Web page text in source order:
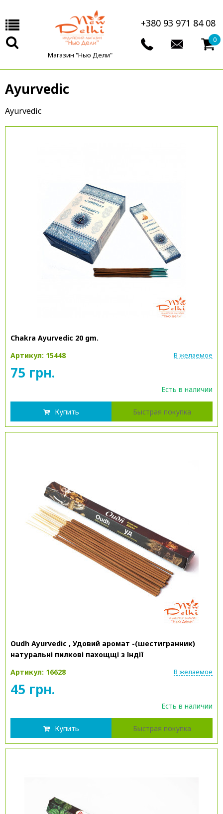
Магазин "Нью Дели"
+380 93 971 84 08
0
Ayurvedic
Ayurvedic
Chakra Ayurvedic 20 gm.
Артикул: 15448
В желаемое
75 грн.
Есть в наличии
Купить Быстрая покупка
Oudh Ayurvedic , Удовий аромат -(шестигранник)
натуральні пилкові пахощщі з Індії
Артикул: 16628
В желаемое
45 грн.
Есть в наличии
Купить Быстрая покупка